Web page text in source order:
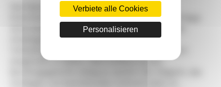
Das Kassationsgerichtsurteil hob damit die
Entscheidung der Berufungsinstanz auf, die die Klage
einer Arbeitnehmerin abgewiesen hatte, da der
Arbeitgeber ihre Behauptung bestritt,
eingestellt zu haben. Nach Auffassung des
Verbiete alle Cookies
Personalisieren